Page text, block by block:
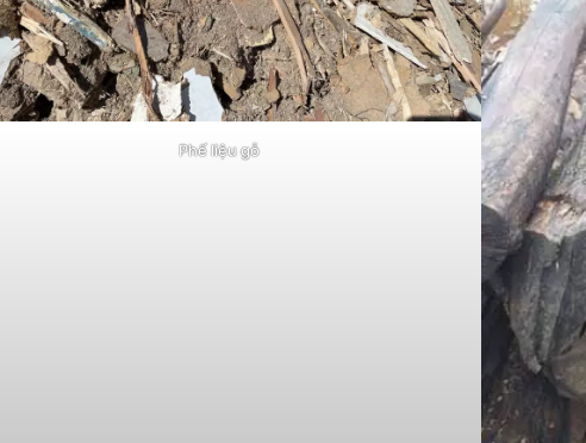
Phế liệu gỗ